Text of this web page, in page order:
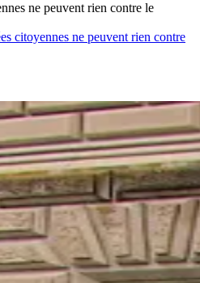
ne peuvent rien contre le
citoyennes ne peuvent rien contre